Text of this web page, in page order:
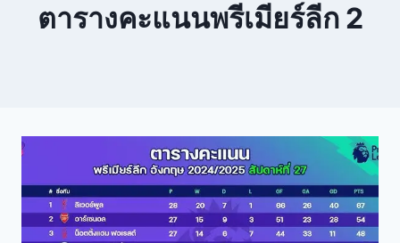
ตารางคะแนนพรีเมียร์ลีก 2